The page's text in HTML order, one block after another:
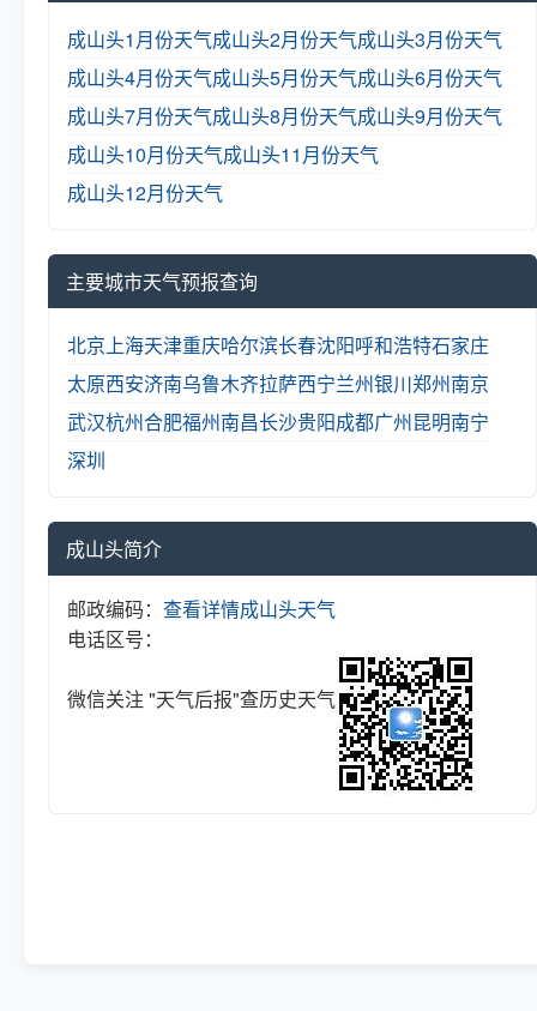
成山头1月份天气成山头2月份天气成山头3月份天气
成山头4月份天气成山头5月份天气成山头6月份天气
成山头7月份天气成山头8月份天气成山头9月份天气
成山头10月份天气成山头11月份天气
成山头12月份天气
主要城市天气预报查询
北京 上海天津重庆哈尔滨长春沈阳呼和浩特石家庄
太原西安济南乌鲁木齐拉萨西宁兰州银川郑州南京
武汉杭州合肥福州南昌长沙贵阳成都广州昆明南宁
深圳
成山头简介
邮政编码：
电话区号：
查看详情成山头天气
微信关注 "天气后报"查历史天气